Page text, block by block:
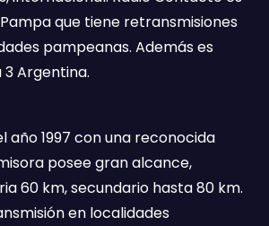
que tiene retransmisiones
pampeanas. Además es
Argentina.
año 1997 con una reconocida
posee gran alcance,
60 km, secundario hasta 80 km.
en localidades